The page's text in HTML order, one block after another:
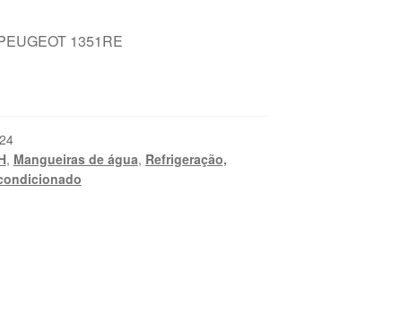
1351RE
, Mangueiras de água, Refrigeração,